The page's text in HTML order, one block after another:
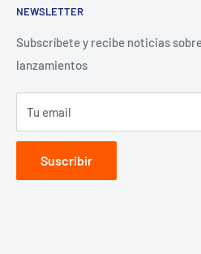
Términos y Condiciones
Aviso de Privacidad
Contacto para proveedores
NEWSLETTER
Subscríbete y recibe noticias
lanzamientos
Tu email
Suscribir